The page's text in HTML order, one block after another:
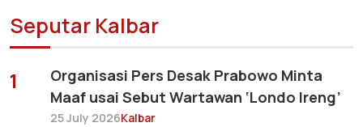
Seputar Kalbar
1
Organisasi Pers Desak Prabowo Minta
Maaf usai Sebut Wartawan ‘Londo Ireng’
25 July 2026Kalbar